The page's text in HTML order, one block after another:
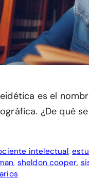
es el
¿De qué
intelectual,
, sheldon cooper,